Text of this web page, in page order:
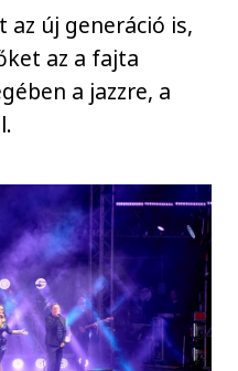
új generáció is,
az a fajta
a jazzre, a